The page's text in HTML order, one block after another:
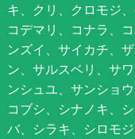
キ、クリ、クロモジ
コデマリ、コナラ、
ンズイ、サイカチ、
ン、サルスベリ、サ
ンシュユ、サンショ
コブシ、シナノキ、
バ、シラキ、シロモ